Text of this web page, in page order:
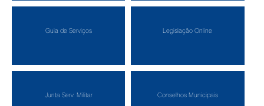
Guia de Serviços Legislação Online
Junta Serv. Militar Conselhos Municipais